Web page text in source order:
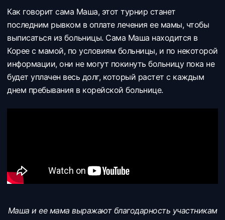
Как говорит сама Маша, этот турнир станет
последним рывком в оплате лечения ее мамы, чтобы
выписаться из больницы. Сама Маша находится в
Корее с мамой, по условиям больницы, и по некоторой
информации, они не могут покинуть больницу пока не
будет уплачен весь долг, который растет с каждым
днем пребывания в корейской больнице.
Маша и ее мама выражают благодарность участникам